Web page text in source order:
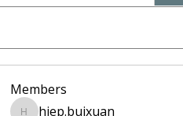
Members
hiep.buixuan